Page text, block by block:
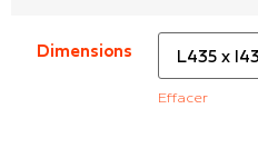
Dimensions
Effacer